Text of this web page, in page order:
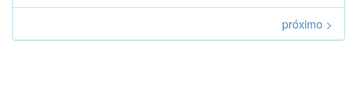
próximo >